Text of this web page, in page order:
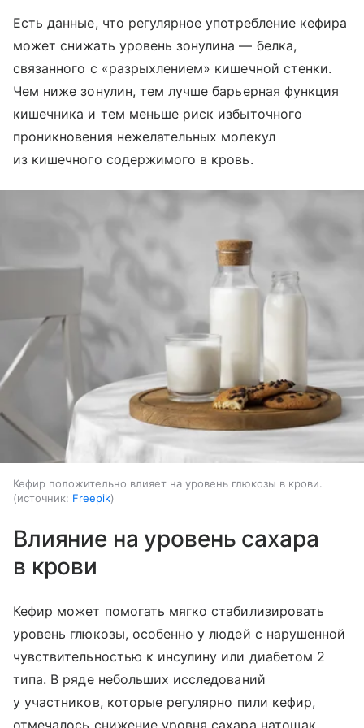
Есть данные, что регулярное употребление кефира
может снижать уровень зонулина — белка,
связанного с «разрыхлением» кишечной стенки.
Чем ниже зонулин, тем лучше барьерная функция
кишечника и тем меньше риск избыточного
проникновения нежелательных молекул
из кишечного содержимого в кровь.
Кефир положительно влияет на уровень глюкозы в крови.
источник: Freepik
Влияние на уровень сахара
в крови
Кефир может помогать мягко стабилизировать
уровень глюкозы, особенно у людей с нарушенной
чувствительностью к инсулину или диабетом 2
типа. В ряде небольших исследований
у участников, которые регулярно пили кефир,